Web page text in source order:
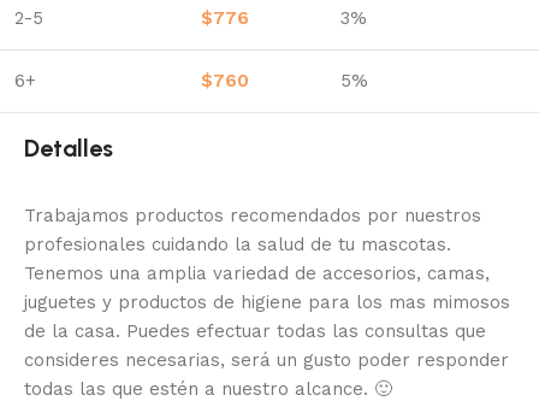
2-5 $776 3%
6+ $760 5%
Detalles
Trabajamos productos recomendados por nuestros
profesionales cuidando la salud de tu mascotas.
Tenemos una amplia variedad de accesorios, camas,
juguetes y productos de higiene para los mas mimosos
de la casa. Puedes efectuar todas las consultas que
consideres necesarias, será un gusto poder responder
todas las que estén a nuestro alcance. 🙂